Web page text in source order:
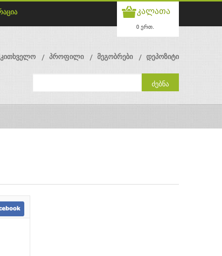
კალათა
0 ერთ.
პროფილი მეგობრები დეპოზიტი